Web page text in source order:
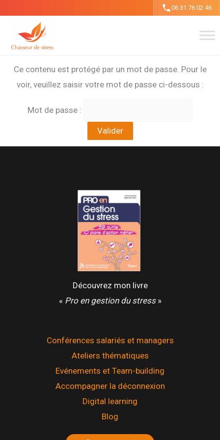
contenu
06 31 76 02 46
Ce contenu est protégé par un mot de passe. Pour le
voir, veuillez saisir votre mot de passe ci-dessous :
Mot de passe :
Découvrez mon livre
« Pro en gestion du stress»
Conférences salariés et managers
Ateliers thématiques
Evénements et Team-building
Accompagner la déconnexion
Digital learning
Blog